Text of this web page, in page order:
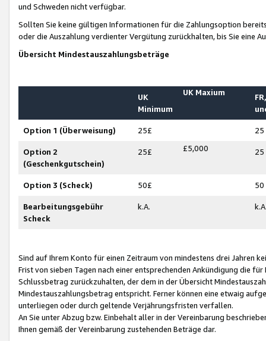
und Schweden nicht verfügbar.
Sollten Sie keine gültigen Informationen für die Zahlungsoption
oder die Auszahlung verdienter Vergütung zurückhalten, bis Sie
Übersicht Mindestauszahlungsbeträge
UK
Minimum
UK Maxium
Option 1 (Überweisung) 25£ 25
Option 2
(Geschenkgutschein)
25£ £5,000 25
Option 3 (Scheck) 50£ 50
Bearbeitungsgebühr
Scheck
k.A.
Sind auf Ihrem Konto für einen Zeitraum von mindestens drei Jahren
Frist von sieben Tagen nach einer entsprechenden Ankündigung die
Schlussbetrag zurückzuhalten, der dem in der Übersicht
Mindestauszahlungsbetrag entspricht. Ferner können eine etwaig
unterliegen oder durch geltende Verjährungsfristen verfallen.
An Sie unter Abzug bzw. Einbehalt aller in der Vereinbarung
Ihnen gemäß der Vereinbarung zustehenden Beträge dar.